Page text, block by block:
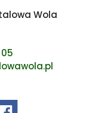
Wola